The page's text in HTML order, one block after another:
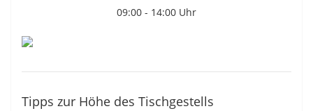
09:00 - 14:00 Uhr
Tipps zur Höhe des Tischgestells